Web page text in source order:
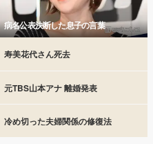
病名公表決断した息子の言葉
寿美花代さん死去
元TBS山本アナ 離婚発表
冷め切った夫婦関係の修復法